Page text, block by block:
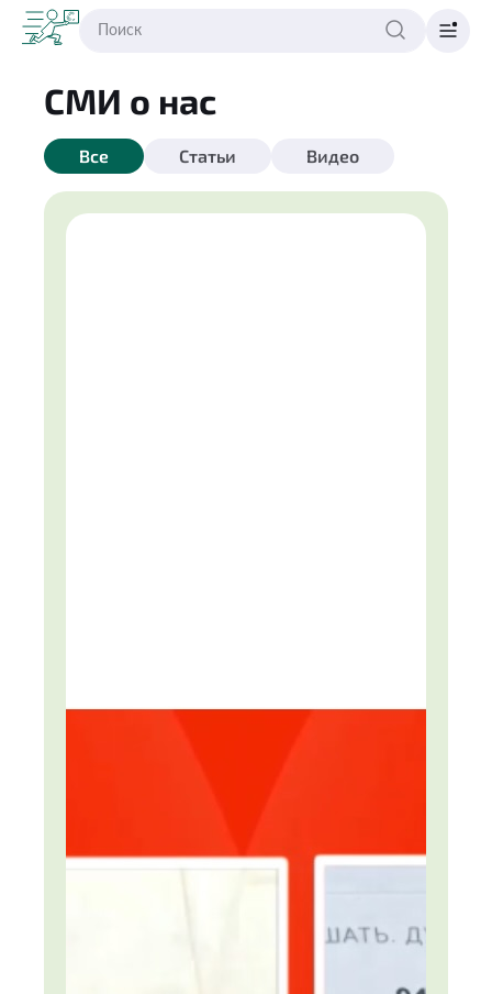
СМИ о нас
Все Статьи Видео